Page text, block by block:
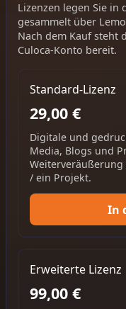
Lizenzen legen Sie in
gesammelt über
Nach dem Kauf steht
Culoca-Konto bereit.
Standard-Lizenz
29,00 €
Digitale und
Media, Blogs und
Weiterveräußerung
/ ein Projekt.
In
Erweiterte Lizenz
99,00 €